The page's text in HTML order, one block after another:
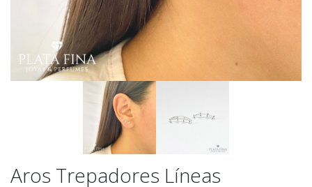
Aros Trepadores Líneas